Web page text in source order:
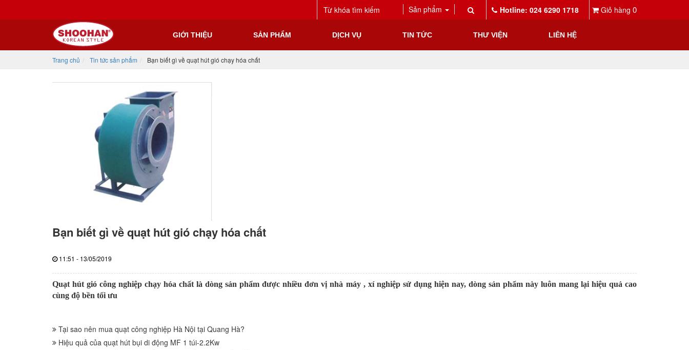
Giỏ hàng 0
Hotline: 024 6290 1718
Sản phẩm
GIỚI THIỆU SẢN PHẨM DỊCH VỤ TIN TỨC THƯ VIỆN LIÊN HỆ
Trang chủ Tin tức sản phẩm Bạn biết gì về quạt hút gió chạy hóa chất
Bạn biết gì về quạt hút gió chạy hóa chất
11:51 - 13/05/2019
Quạt hút gió công nghiệp chạy hóa chất là dòng sản phẩm được nhiều đơn vị nhà máy , xí nghiệp sử dụng hiện nay, dòng sản phẩm này luôn mang lại hiệu quả cao
cùng độ bền tối ưu
Tại sao nên mua quạt công nghiệp Hà Nội tại Quang Hà?
Hiệu quả của quạt hút bụi di động MF 1 túi-2.2Kw